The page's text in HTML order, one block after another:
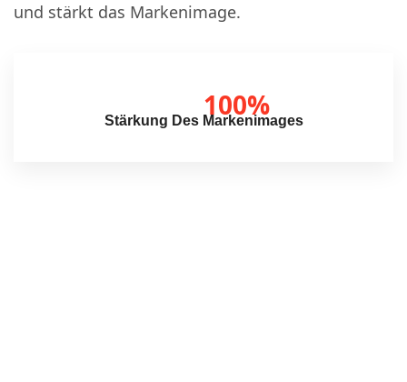
und stärkt das Markenimage.
100%
Stärkung Des Markenimages